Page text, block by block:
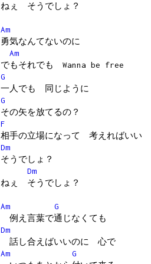
ねぇ そうでしょ？
Am
勇気なんてないのに
Am
でもそれでも Wanna be free
G
一人でも 同じように
G
その矢を放てるの？
F
相手の立場になって 考えればいい
Dm
そうでしょ？
Dm
ねぇ そうでしょ？
Am
G
例え言葉で通じなくても
Dm
話し合えばいいのに 心で
Am
G